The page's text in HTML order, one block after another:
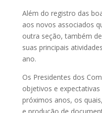
Além do registro das
aos novos associados
outra seção, também
suas principais
ano.
Os Presidentes dos
objetivos e
próximos anos, os